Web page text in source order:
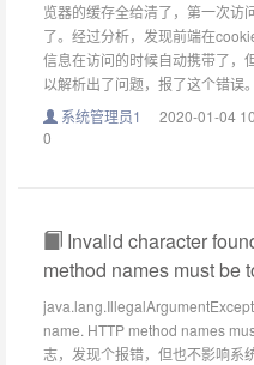
览器的缓存全给清了，第一次访
了。经过分析，发现前端在
信息在访问的时候自动携带了，
以解析出了问题，报了这个错误
系统管理员1
2020-01-04
0
Invalid character
method names must be
name. HTTP method names
志，发现个报错，但也不影响